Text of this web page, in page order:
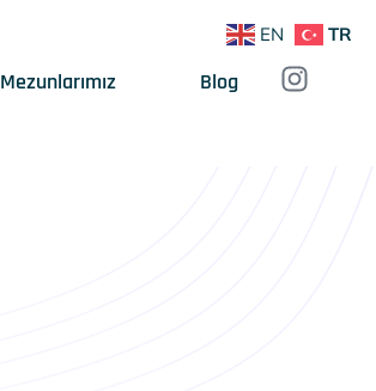
Mezunlarımız Blog
EN TR